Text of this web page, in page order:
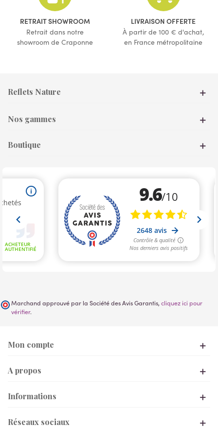
(1 avis)
RETRAIT SHOWROOM
Retrait dans notre
showroom de Craponne
LIVRAISON OFFERTE
À partir de 100 € d'achat,
en France métropolitaine
Reflets Nature
Nos gammes
Boutique
Marchand approuvé par la Société des Avis Garantis, cliquez ici pour
vérifier.
Mon compte
A propos
Informations
Réseaux sociaux